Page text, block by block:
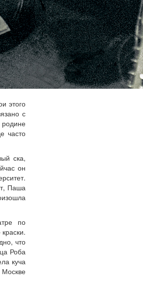
этого
с
часто
ска,
он
Паша
по
что
Роба
куча